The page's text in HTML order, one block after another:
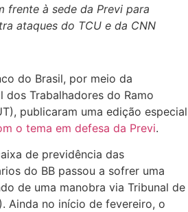
frente à sede da Previ para
ataques do TCU e da CNN
do Brasil, por meio da
dos Trabalhadores do Ramo
publicaram uma edição especial
o tema em defesa da Previ.
de previdência das
do BB passou a sofrer uma
de uma manobra via Tribunal de
Ainda no início de fevereiro, o